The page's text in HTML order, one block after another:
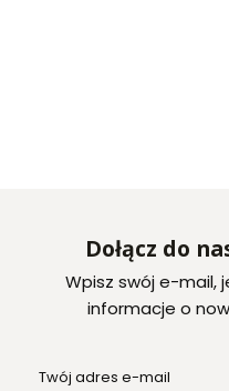
Dołącz do
Wpisz swój e-mail,
informacje o
Twój adres e-mail